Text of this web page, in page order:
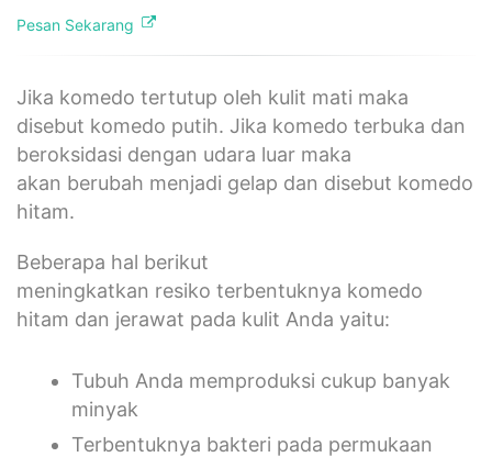
Pesan Sekarang
Jika komedo tertutup oleh kulit mati maka
disebut komedo putih. Jika komedo terbuka dan
beroksidasi dengan udara luar maka
akan berubah menjadi gelap dan disebut komedo
hitam.
Beberapa hal berikut
meningkatkan resiko terbentuknya komedo
hitam dan jerawat pada kulit Anda yaitu:
Tubuh Anda memproduksi cukup banyak
minyak
Terbentuknya bakteri pada permukaan